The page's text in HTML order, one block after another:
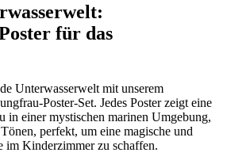
für das
Unterwasserwelt mit unserem
Poster-Set. Jedes Poster zeigt eine
in einer mystischen marinen Umgebung,
perfekt, um eine magische und
im Kinderzimmer zu schaffen.